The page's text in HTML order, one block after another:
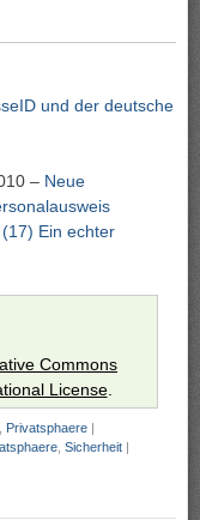
und der deutsche
– Neue
Ein echter
Commons
License.
Privatsphaere |
Sicherheit |